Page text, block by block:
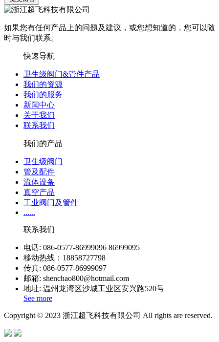
如果您有任何产品上的问题及建议，或您想知道的，您可以随
时与我们联系。
快速导航
卫生级阀门&管件产品
我们的资源
我们的服务
新闻中心
关于我们
联系我们
我们的产品
卫生级阀门
管及配件
流体设备
真空产品
工业阀门及管件
......
联系我们
电话: 086-0577-86999096 86999095
移动热线：18858727798
传真: 086-0577-86999097
邮箱: shenchao800@hotmail.com
地址: 温州龙湾区沙城工业区安兴路520号
See more
Copyright © 2023 浙江超飞科技有限公司 All rights are reserved.